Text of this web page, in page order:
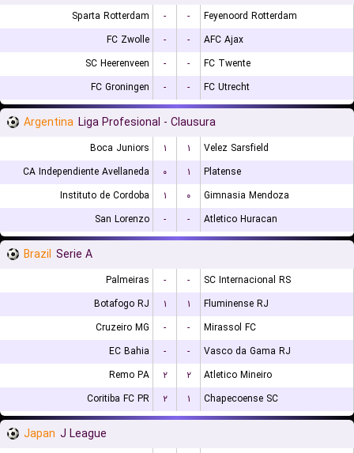
Sparta Rotterdam - -
Feyenoord Rotterdam
FC Zwolle
- -
AFC Ajax
SC Heerenveen
- -
FC Twente
FC Groningen
- - FC Utrecht
Argentina Liga Profesional - Clausura
Boca Juniors ۱ ۱
Velez Sarsfield
CA Independiente Avellaneda
۰ ۱
Platense
Instituto de Cordoba
۱ ۰
Gimnasia Mendoza
San Lorenzo
- - Atletico Huracan
Brazil Serie A
Palmeiras - -
SC Internacional RS
Botafogo RJ
۱ ۱
Fluminense RJ
Cruzeiro MG
- -
Mirassol FC
EC Bahia
- -
Vasco da Gama RJ
Remo PA
۲ ۲
Atletico Mineiro
Coritiba FC PR
۲ ۱ Chapecoense SC
Japan J League